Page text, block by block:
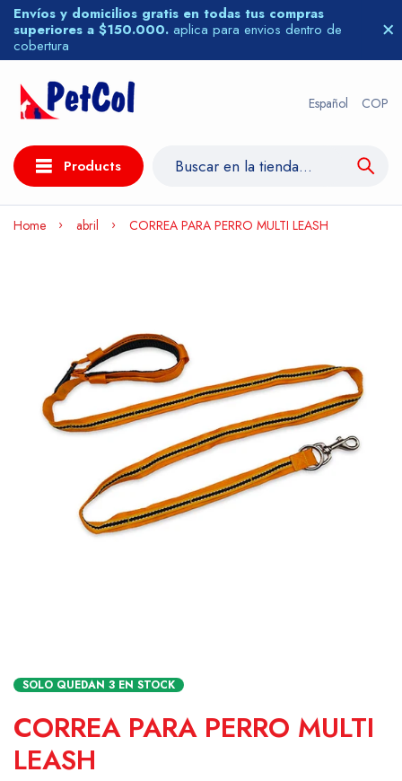
Envíos y domicilios gratis en todas tus compras
superiores a $150.000. aplica para envios dentro de
cobertura
Español COP
Products
Home abril CORREA PARA PERRO MULTI LEASH
SOLO QUEDAN 3 EN STOCK
CORREA PARA PERRO MULTI
LEASH